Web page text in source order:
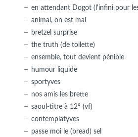
en attendant Dogot (l'infini pour
animal, on est mal
bretzel surprise
the truth (de toilette)
ensemble, tout devient pénible
humour liquide
sportyves
nos amis les brette
saoul-titre à 12° (vf)
contemplatyves
passe moi le (bread) sel